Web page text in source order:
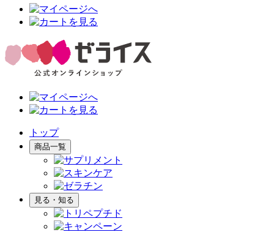
トップ
商品一覧
見る・知る